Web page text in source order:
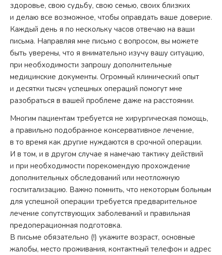
здоровье, свою судьбу, свою семью, своих близких
и делаю все возможное, чтобы оправдать ваше доверие.
Каждый день я по нескольку часов отвечаю на ваши
письма. Направляя мне письмо с вопросом, вы можете
быть уверены, что я внимательно изучу вашу ситуацию,
при необходимости запрошу дополнительные
медицинские документы. Огромный клинический опыт
и десятки тысяч успешных операций помогут мне
разобраться в вашей проблеме даже на расстоянии.
Многим пациентам требуется не хирургическая помощь,
а правильно подобранное консервативное лечение,
в то время как другие нуждаются в срочной операции.
И в том, и в другом случае я намечаю тактику действий
и при необходимости порекомендую прохождение
дополнительных обследований или неотложную
госпитализацию. Важно помнить, что некоторым больным
для успешной операции требуется предварительное
лечение сопутствующих заболеваний и правильная
предоперационная подготовка.
В письме обязательно (!) укажите возраст, основные
жалобы, место проживания, контактный телефон и адрес